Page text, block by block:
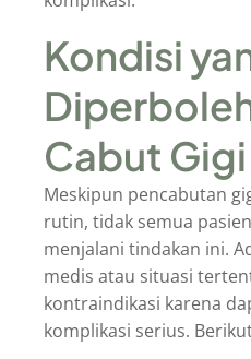
Kondisi
Cabut Gigi
Meskipun pencabutan
rutin, tidak semua
menjalani tindakan ini.
medis atau situasi
kontraindikasi karena
komplikasi serius.